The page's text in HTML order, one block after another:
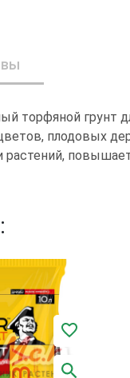
торфяной
плодовых